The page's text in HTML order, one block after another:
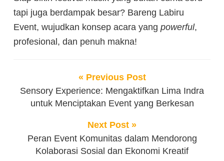
tapi juga berdampak besar? Bareng Labiru
Event, wujudkan konsep acara yang powerful,
profesional, dan penuh makna!
« Previous Post
Sensory Experience: Mengaktifkan Lima Indra
untuk Menciptakan Event yang Berkesan
Next Post »
Peran Event Komunitas dalam Mendorong
Kolaborasi Sosial dan Ekonomi Kreatif